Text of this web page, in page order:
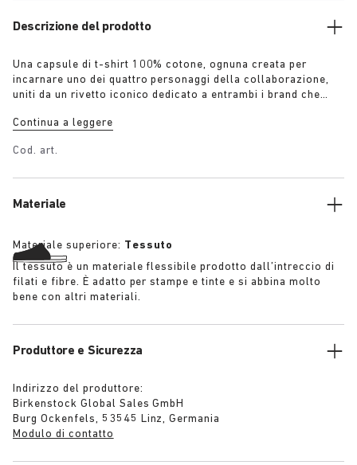
Descrizione del prodotto
Una capsule di t-shirt 100% cotone, ognuna creata per
incarnare uno dei quattro personaggi della collaborazione,
uniti da un rivetto iconico dedicato a entrambi i brand che
applicazione floreale in crochet in army green sovratinto
patina da usura “Il ribelle” – T-shirt invecchiata in nero
Continua a leggere
Cod. art.
Materiale
Materiale superiore: Tessuto
Il tessuto è un materiale flessibile prodotto dall’intreccio di
filati e fibre. È adatto per stampe e tinte e si abbina molto
bene con altri materiali.
Produttore e Sicurezza
Indirizzo del produttore:
Birkenstock Global Sales GmbH
Burg Ockenfels, 53545 Linz, Germania
Modulo di contatto